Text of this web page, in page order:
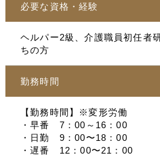
必要な資格・経験
ヘルパー2級、介護職員初任者
ちの方
勤務時間
【勤務時間】※変形労働
・早番 7：00～16：00
・日勤 9：00〜18：00
・遅番 12：00〜21：00